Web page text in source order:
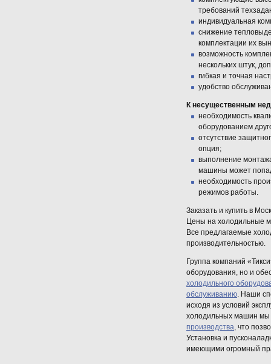
требований
индивидуальная
снижение
комплектации их
возможность
нескольких штук,
гибкая и точная
удобство
К несущественным
необходимость
оборудованием
отсутствие
опция;
выполнение
машины может
необходимость
режимов работы.
Заказать и купить в
Цены на холодильные
Все предлагаемые
производительностью.
Группа компаний
оборудования, но и
холодильного
обслуживанию . Наши
исходя из условий
холодильных машин мы
производства , что
Установка и
имеющими огромный